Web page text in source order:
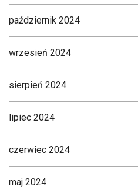
październik 2024
wrzesień 2024
sierpień 2024
lipiec 2024
czerwiec 2024
maj 2024